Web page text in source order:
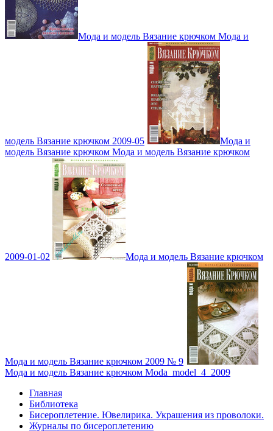
Мода и модель Вязание крючком Мода и
модель Вязание крючком 2009-05
Мода и
модель Вязание крючком Мода и модель Вязание крючком
2009-01-02 Мода и модель Вязание крючком
Мода и модель Вязание крючком 2009 № 9
Мода и модель Вязание крючком Moda_model_4_2009
Главная
Библиотека
Бисероплетение. Ювелирика. Украшения из проволоки.
Журналы по бисероплетению